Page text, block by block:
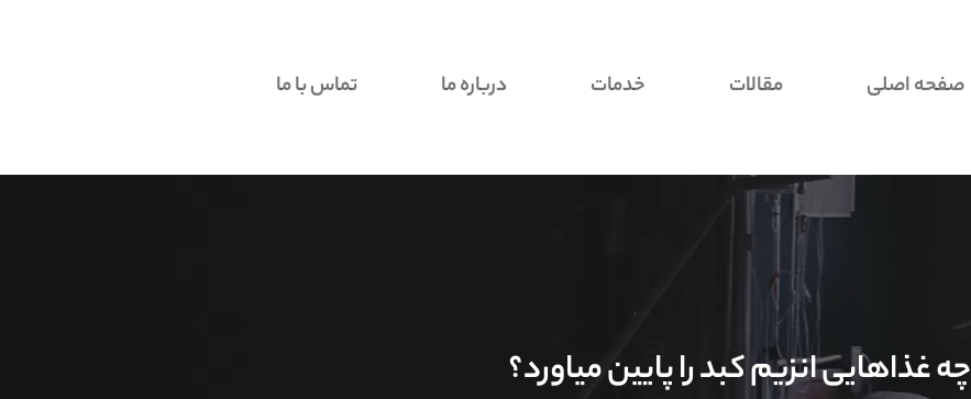
صفحه اصلی مقالات خدمات درباره ما تماس با ما
چه غذاهایی انزیم کبد را پایین میاورد؟